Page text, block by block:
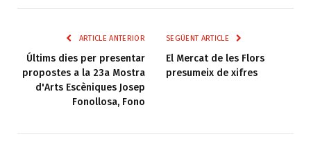
ARTICLE ANTERIOR
Últims dies per presentar
propostes a la 23a Mostra
d'Arts Escèniques Josep
Fonollosa, Fono
SEGÜENT ARTICLE
El Mercat de les Flors
presumeix de xifres